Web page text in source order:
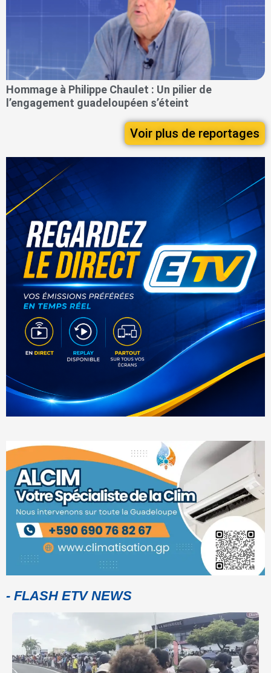
Hommage à Philippe Chaulet : Un pilier de
l’engagement guadeloupéen s’éteint
Voir plus de reportages
- FLASH ETV NEWS